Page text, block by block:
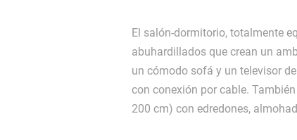
El salón-dormitorio, totalmente
abuhardillados que crean un
un cómodo sofá y un televisor
con conexión por cable.
200 cm) con edredones,